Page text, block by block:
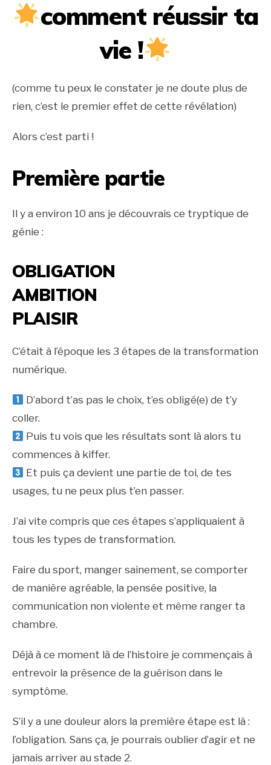
comment réussir ta
vie !
(comme tu peux le constater je ne doute plus de
rien, c’est le premier effet de cette révélation)
Alors c’est parti !
Première partie
Il y a environ 10 ans je découvrais ce tryptique de
génie :
OBLIGATION
AMBITION
PLAISIR
C’était à l’époque les 3 étapes de la transformation
numérique.
D’abord t’as pas le choix, t’es obligé(e) de t’y
coller.
Puis tu vois que les résultats sont là alors tu
commences à kiffer.
Et puis ça devient une partie de toi, de tes
usages, tu ne peux plus t’en passer.
J’ai vite compris que ces étapes s’appliquaient à
tous les types de transformation.
Faire du sport, manger sainement, se comporter
de manière agréable, la pensée positive, la
communication non violente et même ranger ta
chambre.
Déjà à ce moment là de l’histoire je commençais à
entrevoir la présence de la guérison dans le
symptôme.
S’il y a une douleur alors la première étape est là :
l’obligation. Sans ça, je pourrais oublier d’agir et ne
jamais arriver au stade 2.